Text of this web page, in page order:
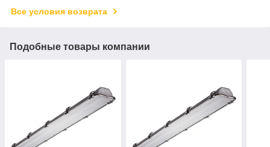
Все условия возврата
Подобные товары компании